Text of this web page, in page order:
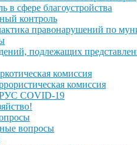
в сфере благоустройства
контроль
правонарушений по
подлежащих
комиссия
комиссия
COVID-19
вопросы